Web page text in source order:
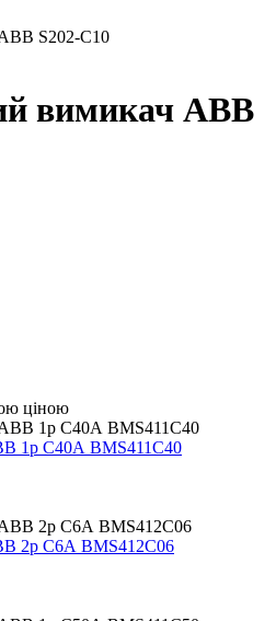
вимикач ABB
ціною
1р С40А BMS411C40
2р С6А BMS412C06